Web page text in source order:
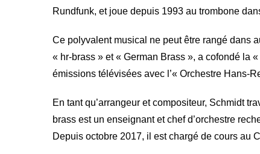
Rundfunk, et joue depuis 1993 au trombone
Ce polyvalent musical ne peut être rangé dans
« hr-brass » et « German Brass », a cofondé la
émissions télévisées avec l’« Orchestre Hans-
En tant qu’arrangeur et compositeur, Schmidt
brass est un enseignant et chef d’orchestre
Depuis octobre 2017, il est chargé de cours au